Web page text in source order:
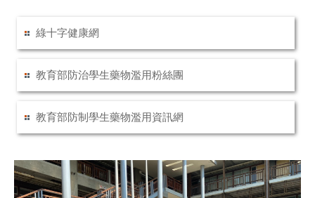
綠十字健康網
教育部防治學生藥物濫用粉絲團
教育部防制學生藥物濫用資訊網